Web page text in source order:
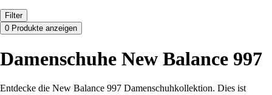
Filter
0 Produkte anzeigen
Damenschuhe New Balance 997
Entdecke die New Balance 997 Damenschuhkollektion. Dies ist